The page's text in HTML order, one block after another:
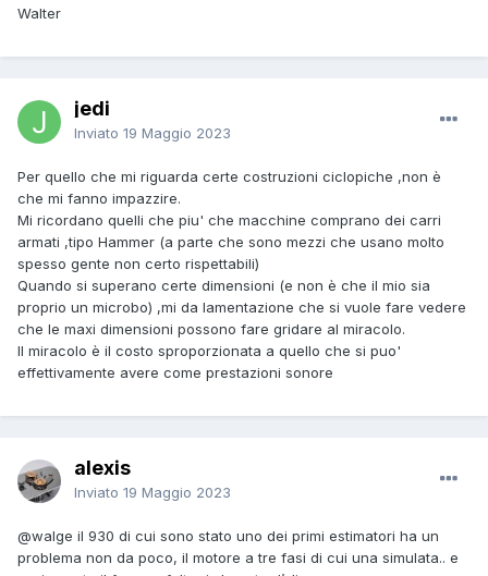
Walter
jedi
Inviato 19 Maggio 2023
Per quello che mi riguarda certe costruzioni ciclopiche ,non è
che mi fanno impazzire.
Mi ricordano quelli che piu' che macchine comprano dei carri
armati ,tipo Hammer (a parte che sono mezzi che usano molto
spesso gente non certo rispettabili)
Quando si superano certe dimensioni (e non è che il mio sia
proprio un microbo) ,mi da lamentazione che si vuole fare vedere
che le maxi dimensioni possono fare gridare al miracolo.
Il miracolo è il costo sproporzionata a quello che si puo'
effettivamente avere come prestazioni sonore
alexis
Inviato 19 Maggio 2023
@walge il 930 di cui sono stato uno dei primi estimatori ha un
problema non da poco, il motore a tre fasi di cui una simulata.. e